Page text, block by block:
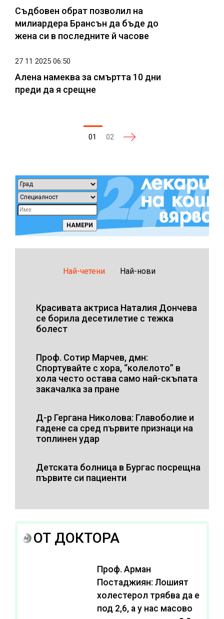
Съдбовен обрат позволил на
милиардера Брансън да бъде до
жена си в последните й часове
27 11 2025 06:50
Алена намеква за смъртта 10 дни
преди да я срещне
01 02
Най-четени Най-нови
Красивата актриса Наталия Дончева
се борила десетилетие с тежка
болест
Проф. Сотир Марчев, дмн:
Спортувайте с хора, “колелото” в
хола често остава само най-скъпата
закачалка за пране
Д-р Гергана Николова: Главоболие и
гадене са сред първите признаци на
топлинен удар
Детската болница в Бургас посрещна
първите си пациенти
ОТ ДОКТОРА
Проф. Арман
Постаджиян: Лошият
холестерол трябва да е
под 2,6, а у нас масово